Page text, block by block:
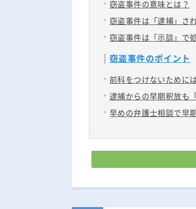
窃盗事件の意味とは？
窃盗事件は「逮捕」さ
窃盗事件は「示談」で
窃盗事件のポイント
前科をつけないために
逮捕からの早期釈放も
早めの弁護士相談で早